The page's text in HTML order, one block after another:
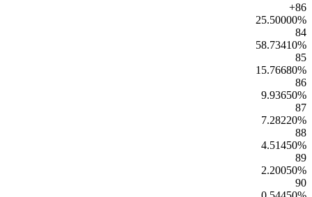
86+
25.50000%
84
58.73410%
85
15.76680%
86
9.93650%
87
7.28220%
88
4.51450%
89
2.20050%
90